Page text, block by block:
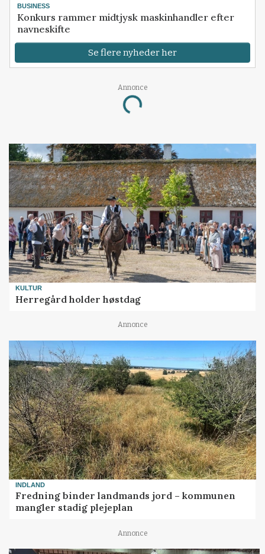
BUSINESS
Konkurs rammer midtjysk maskinhandler efter
navneskifte
Se flere nyheder her
Annonce
Loading...
KULTUR
Herregård holder høstdag
Annonce
INDLAND
Fredning binder landmands jord – kommunen
mangler stadig plejeplan
Annonce